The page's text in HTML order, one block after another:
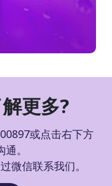
更多?
或点击右下方
。
微信联系我们。